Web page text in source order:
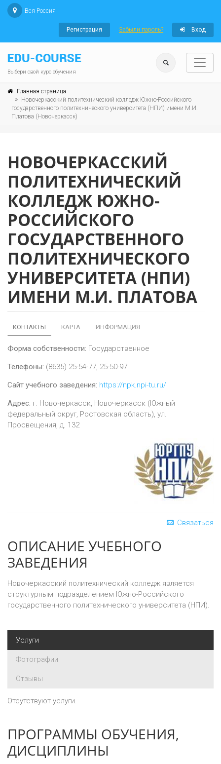
Вся Россия
Регистрация Забыли пароль? Вход
Выбери свой курс обучения
Главная страница
Новочеркасский политехнический колледж Южно-Российского
государственного политехнического университета (НПИ) имени М.И.
Платова (Новочеркасск)
НОВОЧЕРКАССКИЙ
ПОЛИТЕХНИЧЕСКИЙ
КОЛЛЕДЖ ЮЖНО-
РОССИЙСКОГО
ГОСУДАРСТВЕННОГО
ПОЛИТЕХНИЧЕСКОГО
УНИВЕРСИТЕТА (НПИ)
ИМЕНИ М.И. ПЛАТОВА
КОНТАКТЫ КАРТА ИНФОРМАЦИЯ
Форма собственности: Государственное
Телефоны: (8635) 25-54-77, 25-50-97
Сайт учебного заведения: https://npk.npi-tu.ru/
Адрес: г. Новочеркасск, Новочеркасск (Южный
федеральный округ, Ростовская область), ул.
Просвещения, д. 132
Связаться
ОПИСАНИЕ УЧЕБНОГО
ЗАВЕДЕНИЯ
Новочеркасский политехнический колледж является
структурным подразделением Южно-Российского
государственного политехнического университета (НПИ).
Услуги
Фотографии
Отзывы
Отсутствуют услуги.
ПРОГРАММЫ ОБУЧЕНИЯ,
ДИСЦИПЛИНЫ